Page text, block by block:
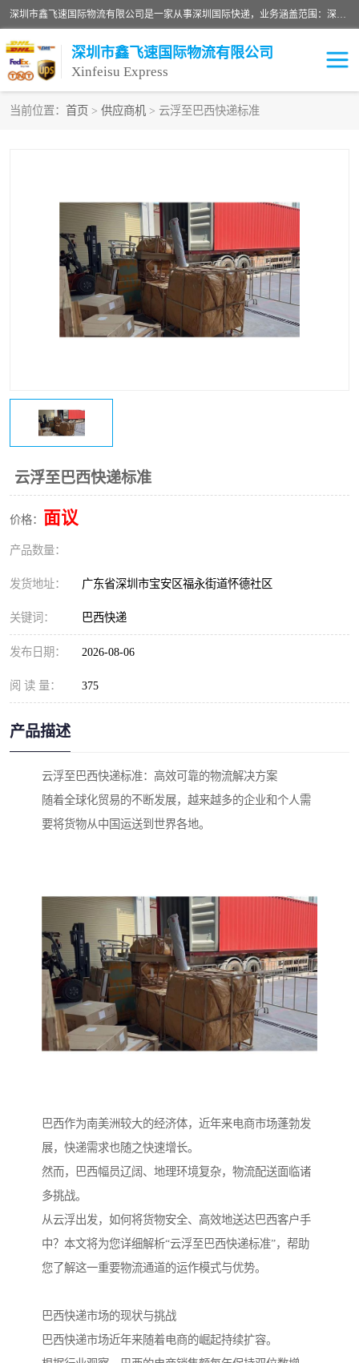
深圳市鑫飞速国际物流有限公司是一家从事深圳国际快递，业务涵盖范围：深圳DHL国际快递、深圳国际快递公司、深圳国际物流公司、深圳国际快递、深圳DHL国际快递电话可拨打全国服务热线：15019287411。欢迎各位亲来人来电到我司洽谈合作。
深圳市鑫飞速国际物流有限公司
Xinfeisu Express
当前位置： 首页 > 供应商机 > 云浮至巴西快递标准
云浮至巴西快递标准
价格： 面议
产品数量：
发货地址： 广东省深圳市宝安区福永街道怀德社区
关键词： 巴西快递
发布日期： 2026-08-06
阅 读 量： 375
产品描述
云浮至巴西快递标准：高效可靠的物流解决方案
随着全球化贸易的不断发展，越来越多的企业和个人需
要将货物从中国运送到世界各地。
巴西作为南美洲较大的经济体，近年来电商市场蓬勃发
展，快递需求也随之快速增长。
然而，巴西幅员辽阔、地理环境复杂，物流配送面临诸
多挑战。
从云浮出发，如何将货物安全、高效地送达巴西客户手
中？本文将为您详细解析“云浮至巴西快递标准”，帮助
您了解这一重要物流通道的运作模式与优势。
巴西快递市场的现状与挑战
巴西快递市场近年来随着电商的崛起持续扩容。
深圳DHL国际快递 伊朗快递
UPS国际快递 深圳国际快递公司
深圳国际物流公司 深圳国际快递电话
DHL国际快递电话 深圳国际快递